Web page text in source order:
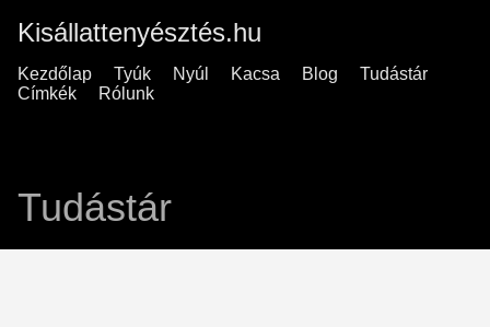
Kisállattenyésztés.hu
Kezdőlap Tyúk Nyúl Kacsa Blog
Tudástár
Címkék
Rólunk
Tudástár